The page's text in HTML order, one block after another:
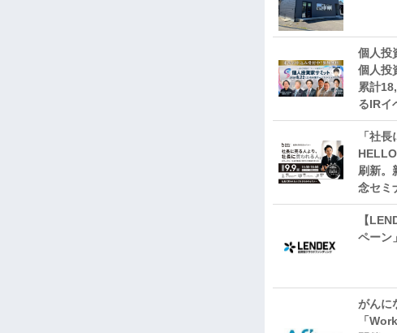
個人投
個人投
累計
るIRイ
「社
刷新。
念セミ
【
ペーン
がんに
「